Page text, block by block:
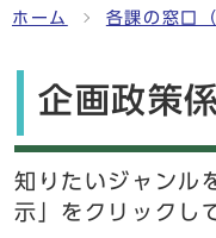
ホーム 各課の窓口
企画政策
知りたいジャンル
示」をクリックし